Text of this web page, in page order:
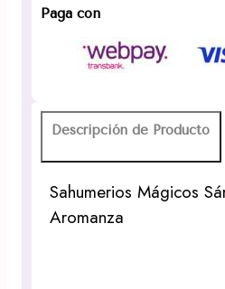
Aromanza
Paga con
Descripción de Producto
Sahumerios Mágicos
Aromanza